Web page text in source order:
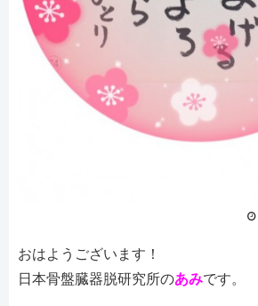
おはようございます！
日本骨盤臓器脱研究所のあみです。